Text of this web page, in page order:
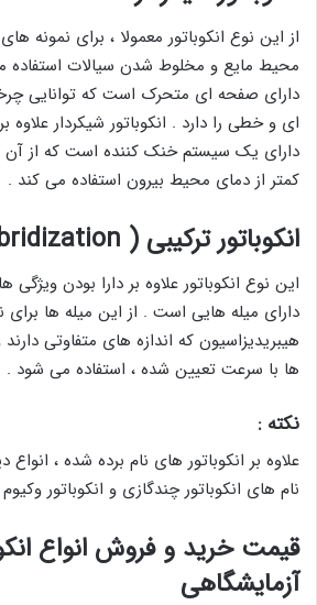
از این نوع انکوباتور معمولا ، برای
محیط مایع و مخلوط شدن سیالات استفاده
دارای صفحه ای متحرک است که توانایی
ای و خطی را دارد . انکوباتور شیکردار
دارای یک سیستم خنک کننده است که از آن
کمتر از دمای محیط بیرون استفاده می کند .
انکوباتور ترکیبی ( Hybridization )
این نوع انکوباتور علاوه بر دارا بودن
دارای میله هایی است . از این میله ها
هیبریدیزاسیون که اندازه های متفاوتی
ها با سرعت تعیین شده ، استفاده می شود .
نکته :
علاوه بر انکوباتور های نام برده شده ، انواع
نام های انکوباتور چندگازی و انکوباتور
قیمت خرید و فروش انواع
آزمایشگاهی